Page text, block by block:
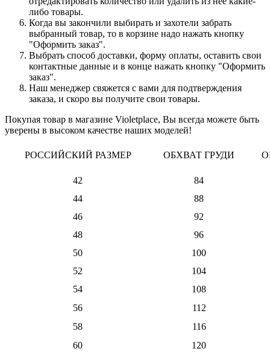
либо товары.
Когда вы закончили выбирать и захотели забрать
выбранный товар, то в корзине надо нажать кнопку
"Оформить заказ".
Выбрать способ доставки, форму оплаты, оставить свои
контактные данные и в конце нажать кнопку "Оформить
заказ".
Наш менеджер свяжется с вами для подтверждения
заказа, и скоро вы получите свои товары.
Покупая товар в магазине Violetplace, Вы всегда можете быть
уверены в высоком качестве наших моделей!
РОССИЙСКИЙ РАЗМЕР ОБХВАТ ГРУДИ
42
84
44
88
46
92
48
96
50
100
52
104
54
108
56
112
58
116
60
120